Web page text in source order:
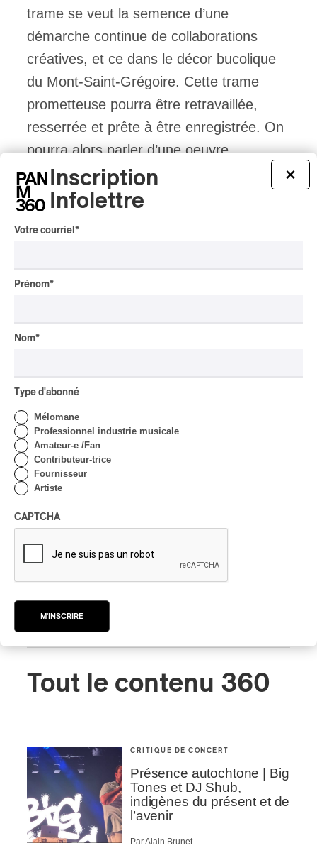
trame se veut la semence d’une
démarche continue de collaborations
créatives, et ce dans le décor bucolique
du Mont-Saint-Grégoire. Cette trame
prometteuse pourra être retravaillée,
resserrée et prête à être enregistrée. On
pourra alors parler d’une oeuvre.
Processus en continu à la ferme Cadet-
Roussel et ses adeptes musiciens férus
Saint-Grégoire se poursuivent ce
dimanche et plus tard cet été, expérience
PUBLICITÉ PANAM
Tout le contenu 360
CRITIQUE DE CONCERT
Présence autochtone | Big
Tones et DJ Shub,
indigènes du présent et de
l’avenir
Par Alain Brunet
×
Inscription
Infolettre
Votre courriel *
Prénom*
Nom*
Type d'abonné
Mélomane
Professionnel industrie musicale
Amateur-e /Fan
Contributeur-trice
Fournisseur
Artiste
CAPTCHA
M'INSCRIRE